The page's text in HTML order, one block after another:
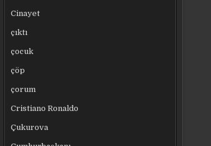
Cinayet
çıktı
çocuk
çöp
çorum
Cristiano Ronaldo
Çukurova